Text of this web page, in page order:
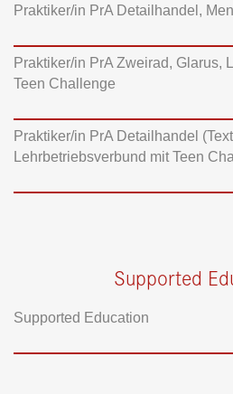
Praktiker/in PrA Detailhandel,
Praktiker/in PrA Zweirad, Glarus,
Teen Challenge
Praktiker/in PrA Detailhandel
Lehrbetriebsverbund mit Teen
Supported
Supported Education